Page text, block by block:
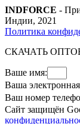
INDFORCE -
Индии, 2021
Политика
СКАЧАТЬ
Ваше имя:
Ваша
Ваш номер
Сайт защищён